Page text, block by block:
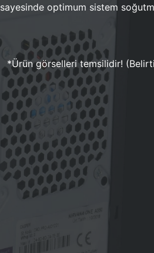
sayesinde optimum sistem
*Ürün görselleri temsilidir!